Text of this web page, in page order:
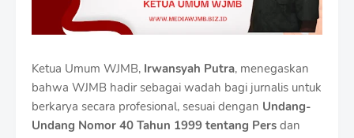
Ketua Umum WJMB, Irwansyah Putra, menegaskan
bahwa WJMB hadir sebagai wadah bagi jurnalis untuk
berkarya secara profesional, sesuai dengan Undang-
Undang Nomor 40 Tahun 1999 tentang Pers dan